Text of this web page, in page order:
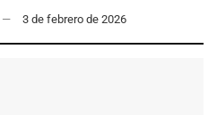
3 de febrero de 2026